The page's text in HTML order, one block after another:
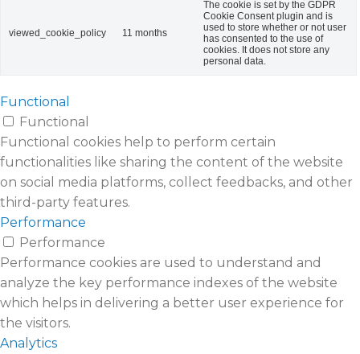
viewed_cookie_policy 11 months
The cookie is set by the GDPR
Cookie Consent plugin and is
used to store whether or not user
has consented to the use of
cookies. It does not store any
personal data.
Functional
Functional
Functional cookies help to perform certain
functionalities like sharing the content of the website
on social media platforms, collect feedbacks, and other
third-party features.
Performance
Performance
Performance cookies are used to understand and
analyze the key performance indexes of the website
which helps in delivering a better user experience for
the visitors.
Analytics